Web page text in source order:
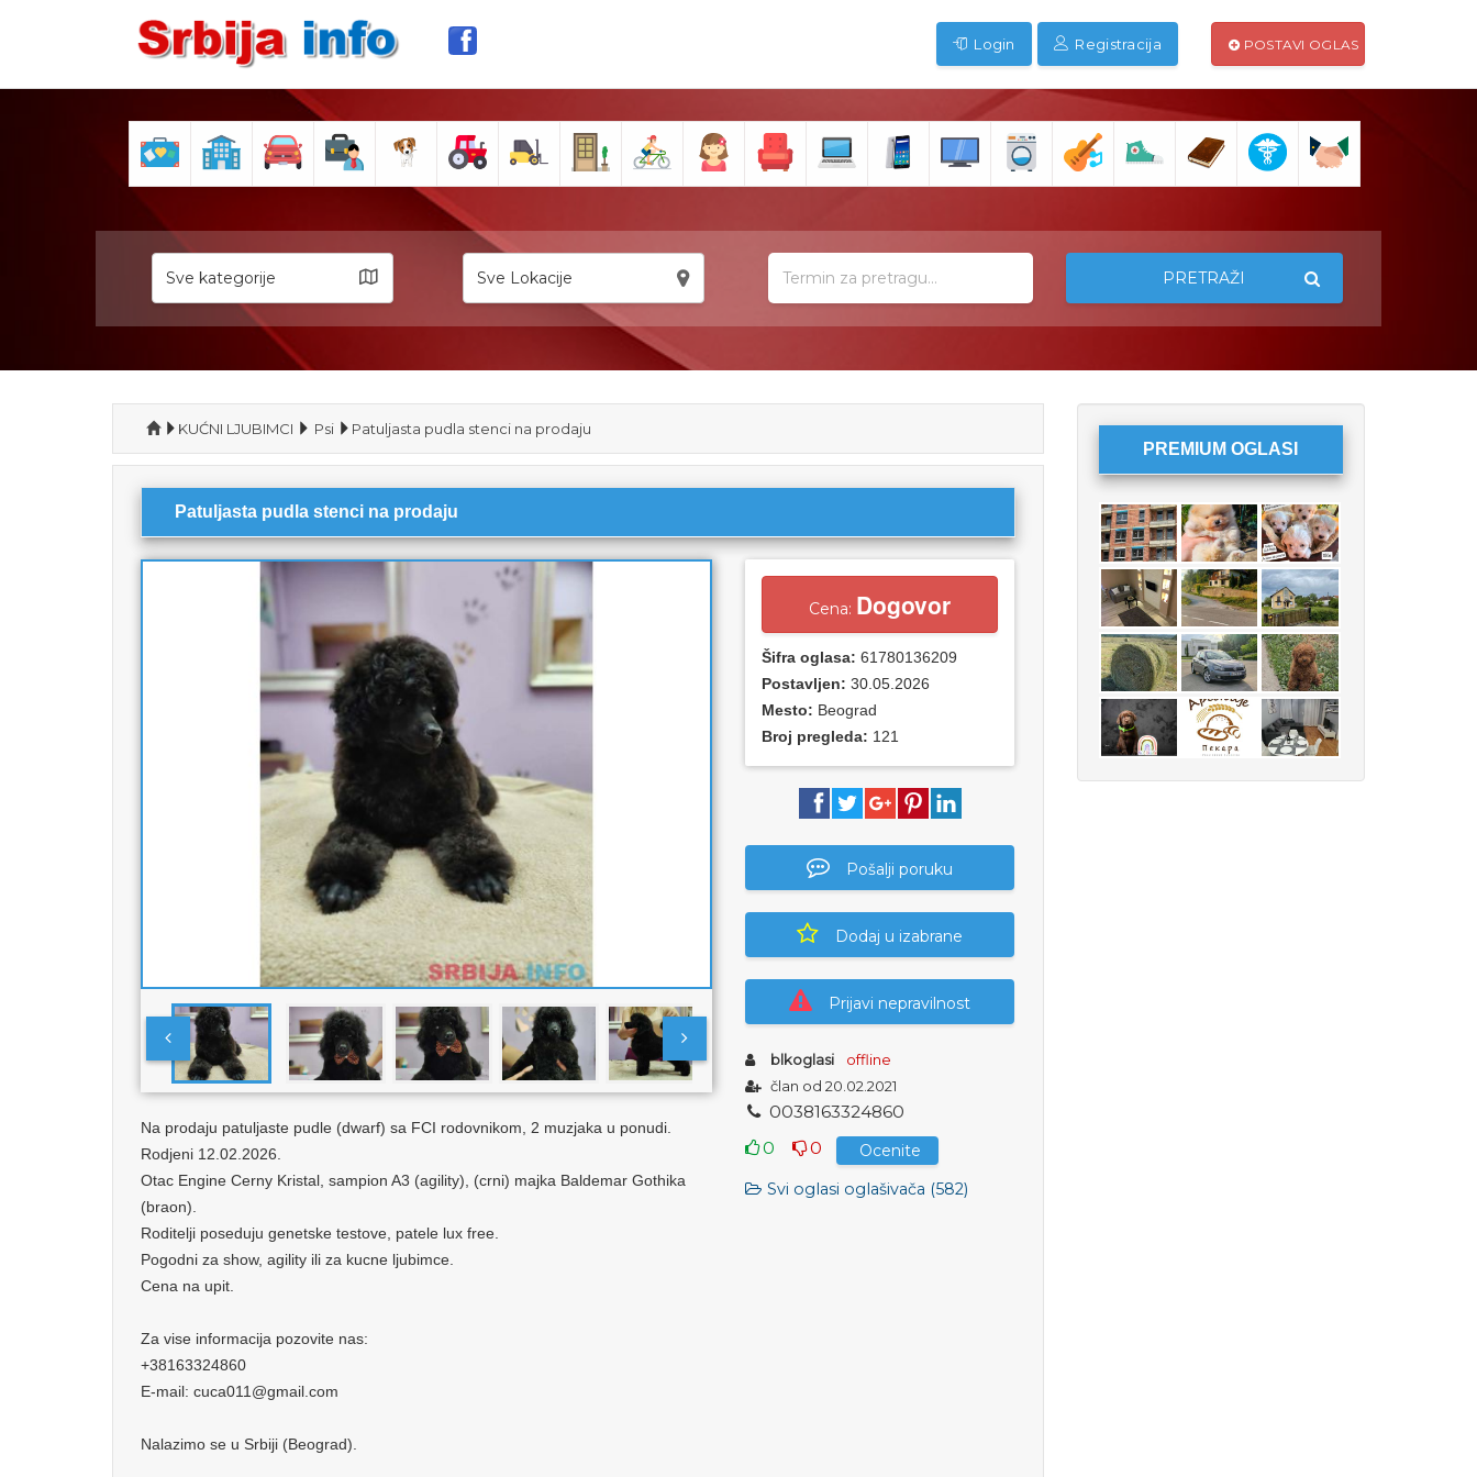
Login Registracija POSTAVI OGLAS
Sve kategorije Sve Lokacije PRETRAŽI
KUĆNI LJUBIMCI Psi Patuljasta pudla stenci na prodaju
Patuljasta pudla stenci na prodaju
Na prodaju patuljaste pudle (dwarf) sa FCI rodovnikom, 2 muzjaka u ponudi.
Rodjeni 12.02.2026.
Otac Engine Cerny Kristal, sampion A3 (agility), (crni) majka Baldemar Gothika
(braon).
Roditelji poseduju genetske testove, patele lux free.
Pogodni za show, agility ili za kucne ljubimce.
Cena na upit.
Za vise informacija pozovite nas:
+38163324860
E-mail: cuca011@gmail.com
Nalazimo se u Srbiji (Beograd).
Cena: Dogovor
Šifra oglasa:61780136209
Postavljen:30.05.2026
Mesto: Beograd
Broj pregleda: 121
Pošalji poruku
Dodaj u izabrane
Prijavi nepravilnost
blkoglasi
offline
član od 20.02.2021
0038163324860
0
0
Ocenite
Svi oglasi oglašivača (582)
PREMIUM OGLASI